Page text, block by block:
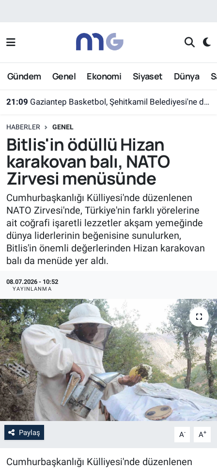
Gündem Genel Ekonomi Siyaset Dünya
21:09 Gaziantep Basketbol, Şehitkamil Belediyesi'ne devredildi
HABERLER GENEL
Bitlis'in ödüllü Hizan
karakovan balı, NATO
Zirvesi menüsünde
Cumhurbaşkanlığı Külliyesi'nde düzenlenen
NATO Zirvesi'nde, Türkiye'nin farklı yörelerine
ait coğrafi işaretli lezzetler akşam yemeğinde
dünya liderlerinin beğenisine sunulurken,
Bitlis'in önemli değerlerinden Hizan karakovan
balı da menüde yer aldı.
08.07.2026 - 10:52
YAYINLANMA
Paylaş A- A+
Cumhurbaşkanlığı Külliyesi'nde düzenlenen
Nöbetçi Eczaneler
Hava Durumu
Süper Lig Puan Durumu ve Fikstür
Tüm Manşetler
Son Dakika Haberleri
Haber Arşivi